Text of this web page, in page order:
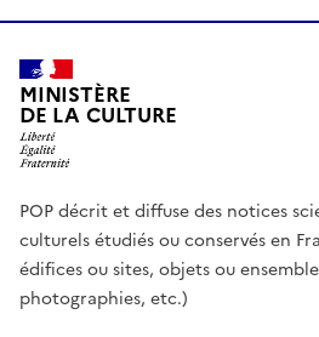
MINISTÈRE
DE LA CULTURE
POP décrit et diffuse des notices
culturels étudiés ou conservés en
édifices ou sites, objets ou
photographies, etc.)